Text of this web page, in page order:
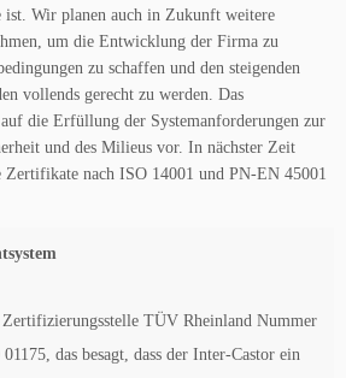
Wir planen auch in Zukunft weitere
um die Entwicklung der Firma zu
zu schaffen und den steigenden
vollends gerecht zu werden. Das
die Erfüllung der Systemanforderungen zur
und des Milieus vor. In nächster Zeit
Zertifikate nach ISO 14001 und PN-EN 45001
TÜV Rheinland Nummer
das besagt, dass der Inter-Castor ein